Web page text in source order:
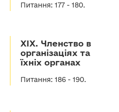
Питання: 177 - 180.
XIX. Членство в
організаціях та
їхніх органах
Питання: 186 - 190.